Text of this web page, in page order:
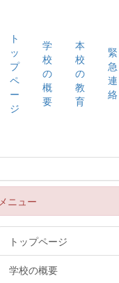
ト
ッ
プ
ペ
ー
ジ
学
校
の
概
要
本
校
の
教
育
緊
急
連
絡
メニュー
トップページ
学校の概要